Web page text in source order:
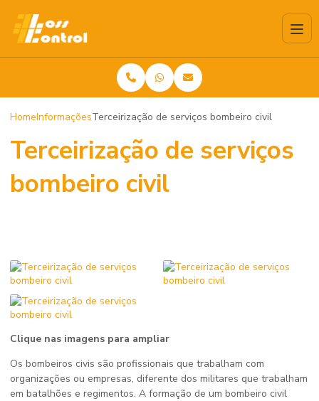
HomeInformaçõesTerceirização de serviços bombeiro civil
Terceirização de serviços
bombeiro civil
Clique nas imagens para ampliar
Os bombeiros civis são profissionais que trabalham com
organizações ou empresas, diferente dos militares que trabalham
em batalhões e regimentos. A formação de um bombeiro civil